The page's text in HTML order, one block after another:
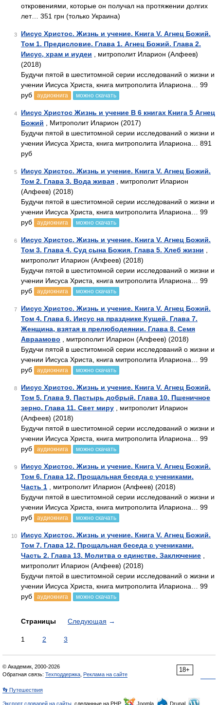
откровениями, которые он получал на протяжении долгих
лет… 351 грн (только Украина)
3
Иисус Христос. Жизнь и учение. Книга V. Агнец Божий.
Том 1. Предисловие. Глава 1. Агнец Божий. Глава 2.
Иисус, храм и иудеи , митрополит Иларион (Алфеев)
(2018)
Будучи пятой в шеститомной серии исследований о жизни и
учении Иисуса Христа, книга митрополита Илариона… 99
руб
аудиокнига можно скачать
4
Иисус Христос Жизнь и учение В 6 книгах Книга 5 Агнец
Божий , Митрополит Иларион (2017)
Будучи пятой в шеститомной серии исследований о жизни и
учении Иисуса Христа, книга митрополита Илариона… 891
руб
5
Иисус Христос. Жизнь и учение. Книга V. Агнец Божий.
Том 2. Глава 3. Вода живая , митрополит Иларион
(Алфеев) (2018)
Будучи пятой в шеститомной серии исследований о жизни и
учении Иисуса Христа, книга митрополита Илариона… 99
руб
аудиокнига можно скачать
6
Иисус Христос. Жизнь и учение. Книга V. Агнец Божий.
Том 3. Глава 4. Суд сына Божия. Глава 5. Хлеб жизни
митрополит Иларион (Алфеев) (2018)
Будучи пятой в шеститомной серии исследований о жизни и
учении Иисуса Христа, книга митрополита Илариона… 99
руб
аудиокнига можно скачать
7
Иисус Христос. Жизнь и учение. Книга V. Агнец Божий.
Том 4. Глава 6. Иисус на празднике Кущей. Глава 7.
Женщина, взятая в прелюбодеянии. Глава 8. Семя
Авраамово , митрополит Иларион (Алфеев) (2018)
Будучи пятой в шеститомной серии исследований о жизни и
учении Иисуса Христа, книга митрополита Илариона… 99
руб
аудиокнига можно скачать
8
Иисус Христос. Жизнь и учение. Книга V. Агнец Божий.
Том 5. Глава 9. Пастырь добрый. Глава 10. Пшеничное
зерно. Глава 11. Свет миру , митрополит Иларион
(Алфеев) (2018)
Будучи пятой в шеститомной серии исследований о жизни и
учении Иисуса Христа, книга митрополита Илариона… 99
руб
аудиокнига можно скачать
9
Иисус Христос. Жизнь и учение. Книга V. Агнец Божий.
Том 6. Глава 12. Прощальная беседа с учениками.
Часть 1 , митрополит Иларион (Алфеев) (2018)
Будучи пятой в шеститомной серии исследований о жизни и
учении Иисуса Христа, книга митрополита Илариона… 99
руб
аудиокнига можно скачать
10
Иисус Христос. Жизнь и учение. Книга V. Агнец Божий.
Том 7. Глава 12. Прощальная беседа с учениками.
Часть 2. Глава 13. Молитва о единстве. Заключение
митрополит Иларион (Алфеев) (2018)
Будучи пятой в шеститомной серии исследований о жизни и
учении Иисуса Христа, книга митрополита Илариона… 99
руб
аудиокнига можно скачать
Страницы Следующая →
1 2 3
18+
© Академик, 2000-2026
Обратная связь: Техподдержка Реклама на сайте
👣 Путешествия
Экспорт словарей на сайты , сделанные на PHP, Joomla, Drupal,